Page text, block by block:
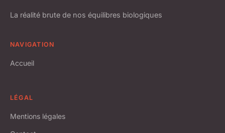
La réalité brute de nos équilibres biologiques
NAVIGATION
Accueil
LÉGAL
Mentions légales